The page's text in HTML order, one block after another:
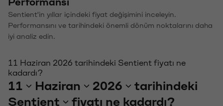
Sentient'in yıllar içindeki fiyat değişimini inceleyin.
Performansını ve tarihindeki önemli dönüm noktalarını daha
iyi analiz edin.
11 Haziran 2026 tarihindeki Sentient fiyatı ne
kadardı?
11 Haziran 2026
tarihindeki
Sentient
fiyatı ne kadardı?